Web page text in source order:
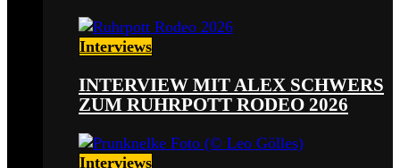
Interviews
INTERVIEW MIT ALEX SCHWERS
ZUM RUHRPOTT RODEO 2026
Interviews